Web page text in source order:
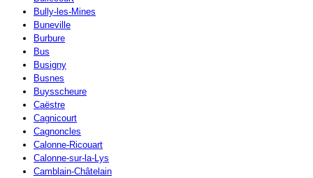
Bully-les-Mines
Buneville
Burbure
Bus
Busigny
Busnes
Buysscheure
Caëstre
Cagnicourt
Cagnoncles
Calonne-Ricouart
Calonne-sur-la-Lys
Camblain-Châtelain